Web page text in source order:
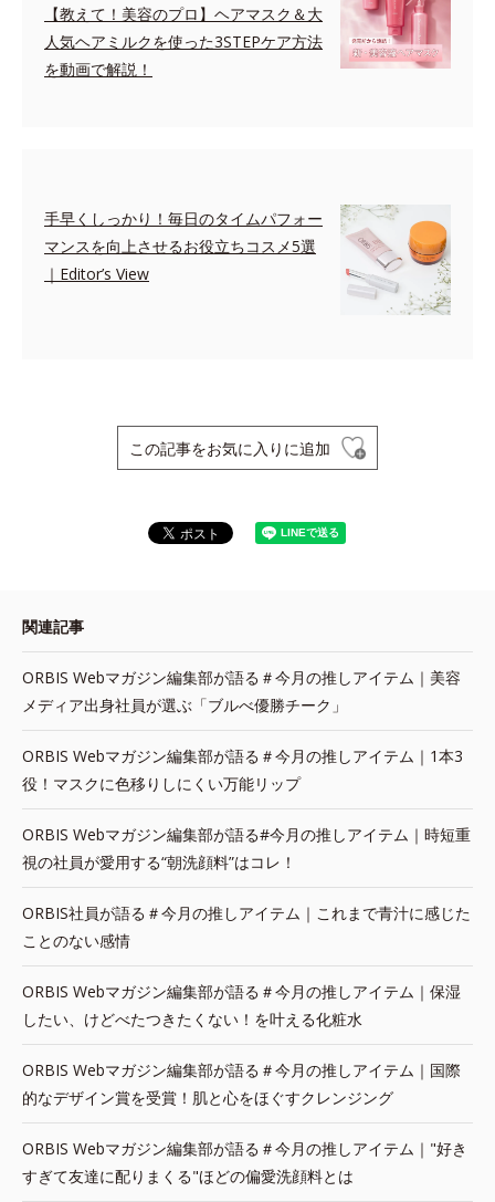
【教えて！美容のプロ】ヘアマスク＆大
人気ヘアミルクを使った3STEPケア方法
を動画で解説！
手早くしっかり！毎日のタイムパフォー
マンスを向上させるお役立ちコスメ5選
｜Editor’s View
この記事をお気に入りに追加
関連記事
ORBIS Webマガジン編集部が語る＃今月の推しアイテム｜美容
メディア出身社員が選ぶ「ブルべ優勝チーク」
ORBIS Webマガジン編集部が語る＃今月の推しアイテム｜1本3
役！マスクに色移りしにくい万能リップ
ORBIS Webマガジン編集部が語る#今月の推しアイテム｜時短重
視の社員が愛用する“朝洗顔料”はコレ！
ORBIS社員が語る＃今月の推しアイテム｜これまで青汁に感じた
ことのない感情
ORBIS Webマガジン編集部が語る＃今月の推しアイテム｜保湿
したい、けどべたつきたくない！を叶える化粧水
ORBIS Webマガジン編集部が語る＃今月の推しアイテム｜国際
的なデザイン賞を受賞！肌と心をほぐすクレンジング
ORBIS Webマガジン編集部が語る＃今月の推しアイテム｜"好き
すぎて友達に配りまくる"ほどの偏愛洗顔料とは